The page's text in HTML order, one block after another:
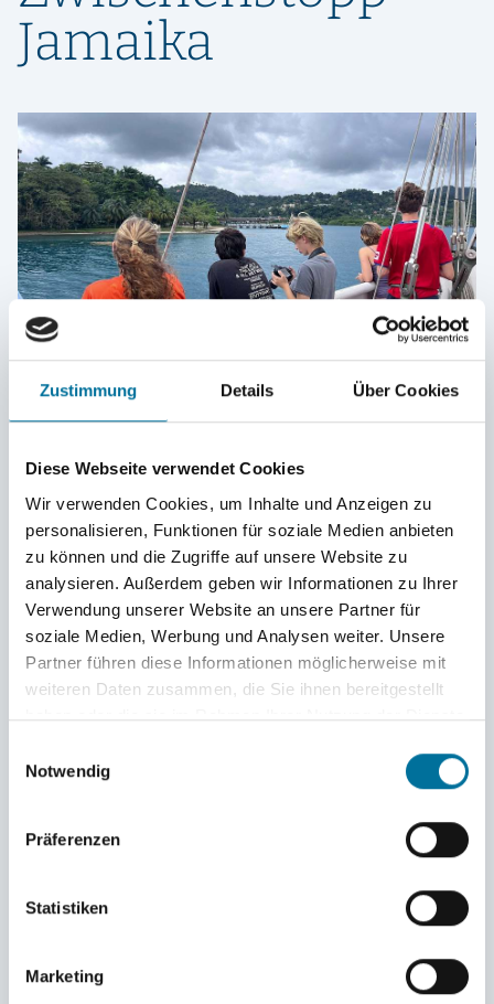
Zustimmung Details Über Cookies
Diese Webseite verwendet Cookies
Wir verwenden Cookies, um Inhalte und Anzeigen zu
personalisieren, Funktionen für soziale Medien anbieten
zu können und die Zugriffe auf unsere Website zu
analysieren. Außerdem geben wir Informationen zu Ihrer
Verwendung unserer Website an unsere Partner für
soziale Medien, Werbung und Analysen weiter. Unsere
Partner führen diese Informationen möglicherweise mit
weiteren Daten zusammen, die Sie ihnen bereitgestellt
haben oder die sie im Rahmen Ihrer Nutzung der Dienste
Notwendig
Präferenzen
Statistiken
Marketing
Jamaika
Becci
26.03.2026
Bermuda
Hallo zusammen,
wir sind soeben (gegen 9:00 Uhr hiesiger Zeit) in
Jamaika angekommen! Wir machen hier einen kurzen
Stopp, um zu Bunkern und zu Proviantieren bevor wir
dann endgültig (wahrscheinlich übermorgen früh) die
Karibik verlassen. Wir freuen uns darauf, uns ein wenig
die Beine zu vertreten und die letzten karibischen
Becci